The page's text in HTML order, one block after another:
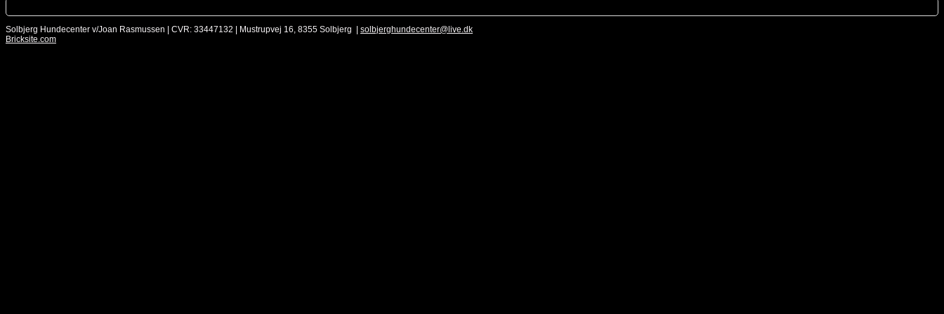
Solbjerg Hundecenter v/Joan Rasmussen | CVR: 33447132 | Mustrupvej 16, 8355 Solbjerg | solbjerghundecenter@live.dk
Bricksite.com